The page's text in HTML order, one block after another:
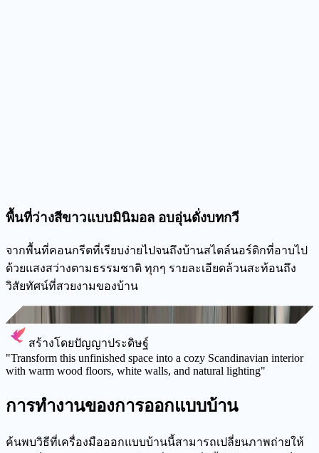
พื้นที่ว่างสีขาวแบบมินิมอล อบอุ่นดั่งบทกวี
จากพื้นที่คอนกรีตที่เรียบง่ายไปจนถึงบ้านสไตล์นอร์ดิกที่อาบไป
ด้วยแสงสว่างตามธรรมชาติ ทุกๆ รายละเอียดล้วนสะท้อนถึง
วิสัยทัศน์ที่สวยงามของบ้าน
ภาพต้นฉบับ
สร้างโดยปัญญาประดิษฐ์
"Transform this unfinished space into a cozy Scandinavian interior
with warm wood floors, white walls, and natural lighting"
การทำงานของการออกแบบบ้าน
ค้นพบวิธีที่เครื่องมือออกแบบบ้านนี้สามารถเปลี่ยนภาพถ่ายให้